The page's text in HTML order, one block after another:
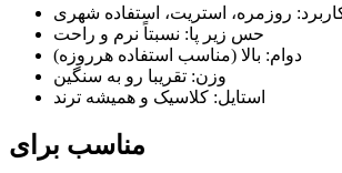
روزمره، استریت، استفاده شهری
حس زیر پا: نسبتاً نرم و راحت
دوام: بالا (مناسب استفاده هرروزه)
وزن: تقریبا رو به سنگین
استایل: کلاسیک و همیشه ترند
مناسب برای